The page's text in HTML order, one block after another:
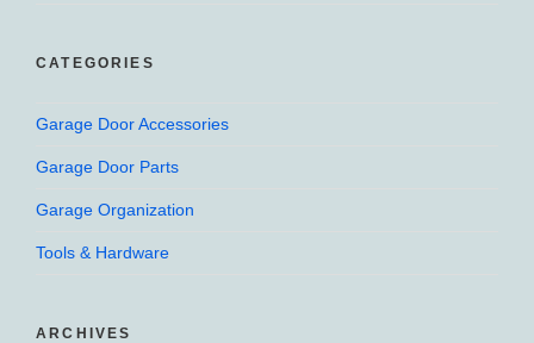
CATEGORIES
Garage Door Accessories
Garage Door Parts
Garage Organization
Tools & Hardware
ARCHIVES